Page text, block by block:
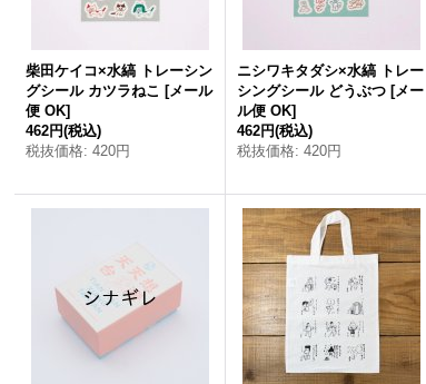
柴田ケイコ×水縞 トレーシン
グシール カツラねこ [メール
便 OK]
462円(税込)
税抜価格: 420円
ニシワキタダシ×水縞 トレー
シングシール どうぶつ [メー
ル便 OK]
462円(税込)
税抜価格: 420円